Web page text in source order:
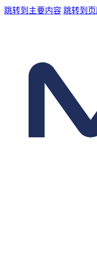
跳转到主要内容跳转到